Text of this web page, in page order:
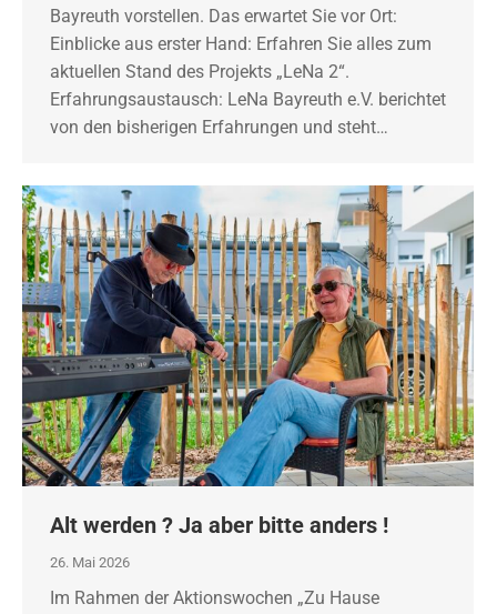
Bayreuth vorstellen. Das erwartet Sie vor Ort:
Einblicke aus erster Hand: Erfahren Sie alles zum
aktuellen Stand des Projekts „LeNa 2“.
Erfahrungsaustausch: LeNa Bayreuth e.V. berichtet
von den bisherigen Erfahrungen und steht…
Alt werden ? Ja aber bitte anders !
26. Mai 2026
Im Rahmen der Aktionswochen „Zu Hause